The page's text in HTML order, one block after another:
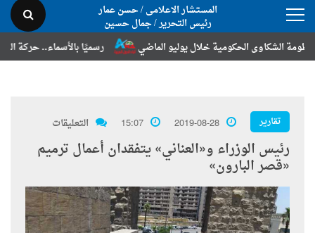
المستشار الاعلامى / حسن عمار
رئيس التحرير / جمال حسين
رسميًا بالأسماء.. حركة الترقيات
الحكومية خلال يوليو الماضي
تقارير 2019-08-28
15:07 التعليقات
رئيس الوزراء و«العناني» يتفقدان أعمال ترميم
«قصر البارون»